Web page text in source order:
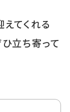
てくれる
立ち寄って